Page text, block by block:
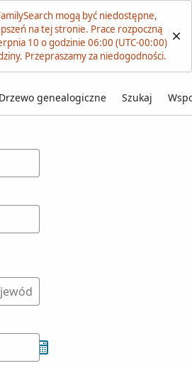
mogą być niedostępne,
na tej stronie. Prace rozpoczną
10 o godzinie 06:00 (UTC-00:00)
Przepraszamy za niedogodności.
Drzewo genealogiczne Szukaj